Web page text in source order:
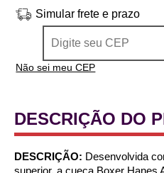
Simular frete e prazo
Não sei meu CEP
DESCRIÇÃO DO
DESCRIÇÃO: Desenvolvida
superior, a cueca Boxer Hanes